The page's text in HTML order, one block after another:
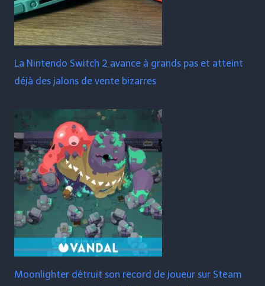
La Nintendo Switch 2 avance à grands pas et atteint
déjà des jalons de vente bizarres
Moonlighter détruit son record de joueur sur Steam